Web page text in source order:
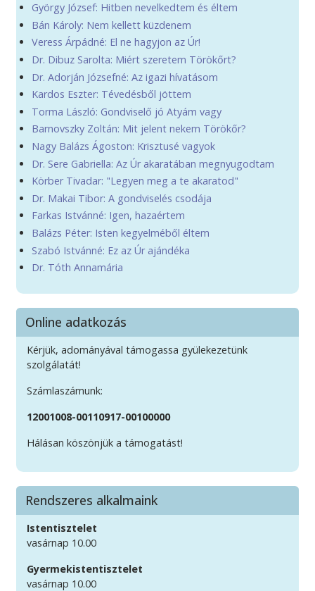
György József: Hitben nevelkedtem és éltem
Bán Károly: Nem kellett küzdenem
Veress Árpádné: El ne hagyjon az Úr!
Dr. Dibuz Sarolta: Miért szeretem Törökőrt?
Dr. Adorján Józsefné: Az igazi hívatásom
Kardos Eszter: Tévedésből jöttem
Torma László: Gondviselő jó Atyám vagy
Barnovszky Zoltán: Mit jelent nekem Törökőr?
Nagy Balázs Ágoston: Krisztusé vagyok
Dr. Sere Gabriella: Az Úr akaratában megnyugodtam
Körber Tivadar: "Legyen meg a te akaratod"
Dr. Makai Tibor: A gondviselés csodája
Farkas Istvánné: Igen, hazaértem
Balázs Péter: Isten kegyelméből éltem
Szabó Istvánné: Ez az Úr ajándéka
Dr. Tóth Annamária
Online adatkozás
Kérjük, adományával támogassa gyülekezetünk
szolgálatát!
Számlaszámunk:
12001008-00110917-00100000
Hálásan köszönjük a támogatást!
Rendszeres alkalmaink
Istentisztelet
vasárnap 10.00
Gyermekistentisztelet
vasárnap 10.00